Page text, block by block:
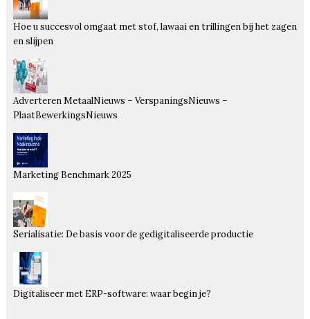
Hoe u succesvol omgaat met stof, lawaai en trillingen bij het zagen
en slijpen
Adverteren MetaalNieuws – VerspaningsNieuws –
PlaatBewerkingsNieuws
Marketing Benchmark 2025
Serialisatie: De basis voor de gedigitaliseerde productie
Digitaliseer met ERP-software: waar begin je?